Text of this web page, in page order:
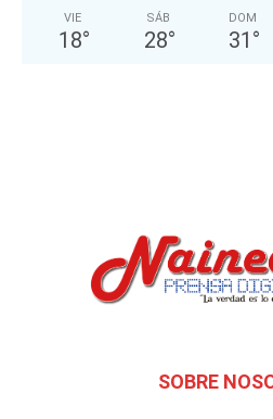
VIE
18°
SÁB
28°
DOM
31 °
SOBRE